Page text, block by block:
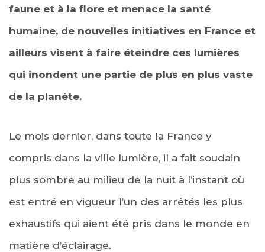
faune et à la flore et menace la santé
humaine, de nouvelles initiatives en France et
ailleurs visent à faire éteindre ces lumières
qui inondent une partie de plus en plus vaste
de la planète.
Le mois dernier, dans toute la France y
compris dans la ville lumière, il a fait soudain
plus sombre au milieu de la nuit à l’instant où
est entré en vigueur l’un des arrêtés les plus
exhaustifs qui aient été pris dans le monde en
matière d’éclairage.